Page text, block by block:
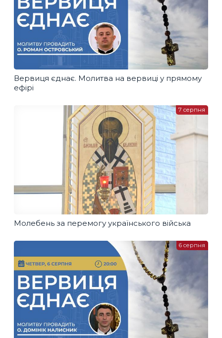
Вервиця єднає. Молитва на вервиці у прямому
ефірі
Молебень за перемогу українського війська
7 серпня
6 серпня